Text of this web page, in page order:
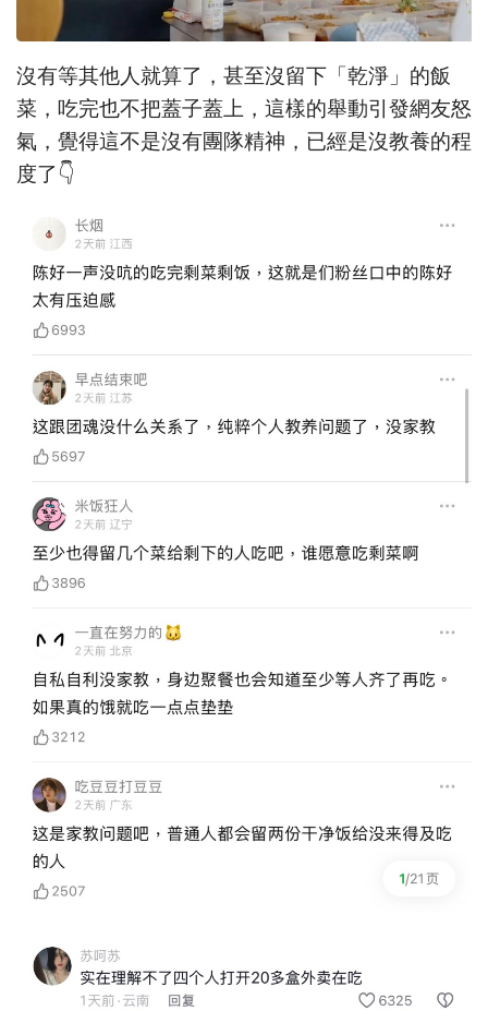
沒有等其他人就算了，甚至沒留下「乾淨」的飯
菜，吃完也不把蓋子蓋上，這樣的舉動引發網友怒
氣，覺得這不是沒有團隊精神，已經是沒教養的程
度了👇